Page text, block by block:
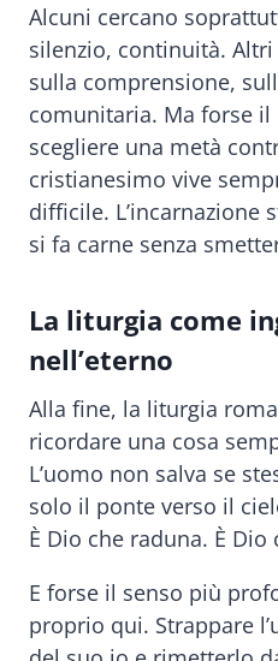
Alcuni cercano
silenzio, continuità.
sulla comprensione,
comunitaria. Ma forse
scegliere una metà
cristianesimo vive
difficile. L’incarnazione
si fa carne senza
La liturgia come
nell’eterno
Alla fine, la liturgia
ricordare una cosa
L’uomo non salva se
solo il ponte verso il
È Dio che raduna. È Dio
E forse il senso più
proprio qui. Strappare